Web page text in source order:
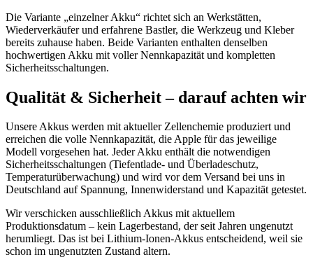
Die Variante „einzelner Akku“ richtet sich an Werkstätten,
Wiederverkäufer und erfahrene Bastler, die Werkzeug und Kleber
bereits zuhause haben. Beide Varianten enthalten denselben
hochwertigen Akku mit voller Nennkapazität und kompletten
Sicherheitsschaltungen.
Qualität & Sicherheit – darauf achten wir
Unsere Akkus werden mit aktueller Zellenchemie produziert und
erreichen die volle Nennkapazität, die Apple für das jeweilige
Modell vorgesehen hat. Jeder Akku enthält die notwendigen
Sicherheitsschaltungen (Tiefentlade- und Überladeschutz,
Temperaturüberwachung) und wird vor dem Versand bei uns in
Deutschland auf Spannung, Innenwiderstand und Kapazität getestet.
Wir verschicken ausschließlich Akkus mit aktuellem
Produktionsdatum – kein Lagerbestand, der seit Jahren ungenutzt
herumliegt. Das ist bei Lithium-Ionen-Akkus entscheidend, weil sie
schon im ungenutzten Zustand altern.